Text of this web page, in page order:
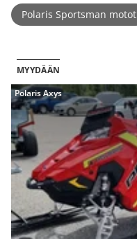
Polaris Sportsman motot
MYYDÄÄN
Polaris Axys